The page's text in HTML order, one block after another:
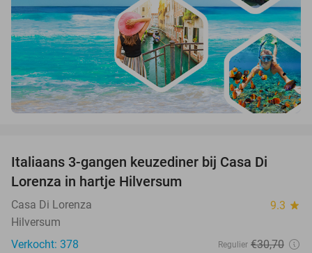
Italiaans 3-gangen keuzediner bij Casa Di
Lorenza in hartje Hilversum
Casa Di Lorenza 9.3 star
Hilversum
Verkocht: 378
Regulier €30,70